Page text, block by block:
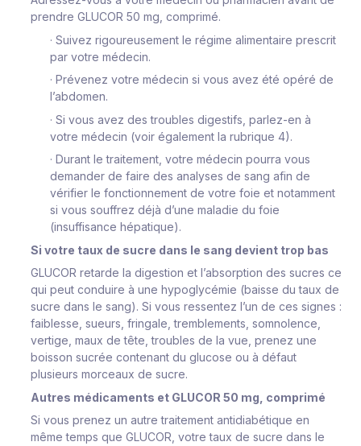
prendre GLUCOR 50 mg, comprimé.
· Suivez rigoureusement le régime alimentaire prescrit
par votre médecin.
· Prévenez votre médecin si vous avez été opéré de
l’abdomen.
· Si vous avez des troubles digestifs, parlez-en à
votre médecin (voir également la rubrique 4).
· Durant le traitement, votre médecin pourra vous
demander de faire des analyses de sang afin de
vérifier le fonctionnement de votre foie et notamment
si vous souffrez déjà d’une maladie du foie
(insuffisance hépatique).
Si votre taux de sucre dans le sang devient trop bas
GLUCOR retarde la digestion et l’absorption des sucres ce
qui peut conduire à une hypoglycémie (baisse du taux de
sucre dans le sang). Si vous ressentez l’un de ces signes :
faiblesse, sueurs, fringale, tremblements, somnolence,
vertige, maux de tête, troubles de la vue, prenez une
boisson sucrée contenant du glucose ou à défaut
plusieurs morceaux de sucre.
Autres médicaments et GLUCOR 50 mg, comprimé
Si vous prenez un autre traitement antidiabétique en
même temps que GLUCOR, votre taux de sucre dans le